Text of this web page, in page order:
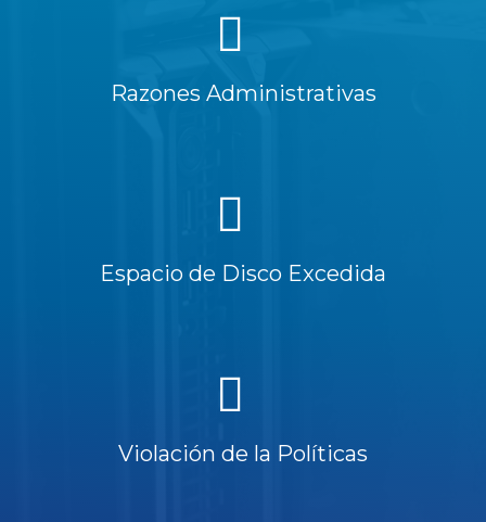
Razones Administrativas
Espacio de Disco Excedida
Violación de la Políticas